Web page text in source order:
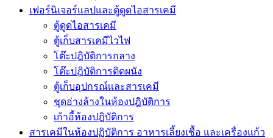
เฟอร์นิเจอร์แลปและตู้ดูดไอสารเคมี
ตู้ดูดไอสารเคมี
ตู้เก็บสารเคมีไวไฟ
โต๊ะปฎิบัติการกลาง
โต๊ะปฎิบัติการติดผนัง
ตู้เก็บอุปกรณ์เเละสารเคมี
ชุดอ่างล้างในห้องปฎิบัติการ
เก้าอี้ห้องปฎิบัติการ
สารเคมีในห้องปฏิบัติการ อาหารเลี้ยงเชื้อ และเครื่องแก้ว